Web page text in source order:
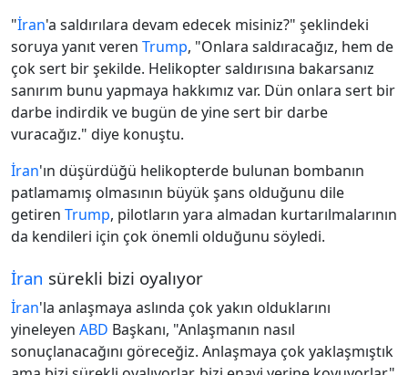
"İran'a saldırılara devam edecek misiniz?" şeklindeki
soruya yanıt veren Trump, "Onlara saldıracağız, hem de
çok sert bir şekilde. Helikopter saldırısına bakarsanız
sanırım bunu yapmaya hakkımız var. Dün onlara sert bir
darbe indirdik ve bugün de yine sert bir darbe
vuracağız." diye konuştu.
İran'ın düşürdüğü helikopterde bulunan bombanın
patlamamış olmasının büyük şans olduğunu dile
getiren Trump, pilotların yara almadan kurtarılmalarının
da kendileri için çok önemli olduğunu söyledi.
İran sürekli bizi oyalıyor
İran'la anlaşmaya aslında çok yakın olduklarını
yineleyen ABD Başkanı, "Anlaşmanın nasıl
sonuçlanacağını göreceğiz. Anlaşmaya çok yaklaşmıştık